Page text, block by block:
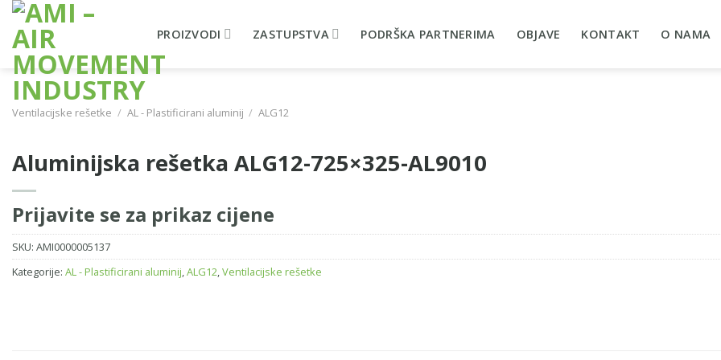
Skip
content
PROIZVODI ZASTUPSTVA PODRŠKA PARTNERIMA OBJAVE KONTAKT O NAMA
Ventilacijske rešetke / AL - Plastificirani aluminij / ALG12
Aluminijska rešetka ALG12-725×325-AL9010
Prijavite se za prikaz cijene
SKU: AMI0000005137
Kategorije: AL - Plastificirani aluminij,ALG12,Ventilacijske rešetke